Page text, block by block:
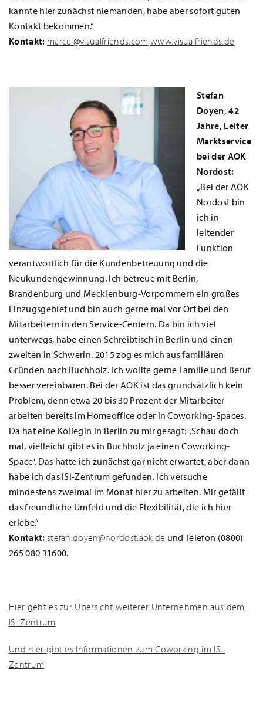
kannte hier zunächst niemanden, habe aber sofort guten
Kontakt bekommen.“
Kontakt: marcel@visualfriends.com www.visualfriends.de
Stefan
Doyen, 42
Jahre, Leiter
Marktservice
bei der AOK
Nordost:
„Bei der AOK
Nordost bin
ich in
leitender
Funktion
verantwortlich für die Kundenbetreuung und die
Neukundengewinnung. Ich betreue mit Berlin,
Brandenburg und Mecklenburg-Vorpommern ein großes
Einzugsgebiet und bin auch gerne mal vor Ort bei den
Mitarbeitern in den Service-Centern. Da bin ich viel
unterwegs, habe einen Schreibtisch in Berlin und einen
zweiten in Schwerin. 2015 zog es mich aus familiären
Gründen nach Buchholz. Ich wollte gerne Familie und Beruf
besser vereinbaren. Bei der AOK ist das grundsätzlich kein
Problem, denn etwa 20 bis 30 Prozent der Mitarbeiter
arbeiten bereits im Homeoffice oder in Coworking-Spaces.
Da hat eine Kollegin in Berlin zu mir gesagt: ‚Schau doch
mal, vielleicht gibt es in Buchholz ja einen Coworking-
Space‘. Das hatte ich zunächst gar nicht erwartet, aber dann
habe ich das ISI-Zentrum gefunden. Ich versuche
mindestens zweimal im Monat hier zu arbeiten. Mir gefällt
das freundliche Umfeld und die Flexibilität, die ich hier
erlebe.“
Kontakt: stefan.doyen@nordost.aok.de und Telefon (0800)
265 080 31600.
Hier geht es zur Übersicht weiterer Unternehmen aus dem
ISI-Zentrum
Und hier gibt es Informationen zum Coworking im ISI-
Zentrum